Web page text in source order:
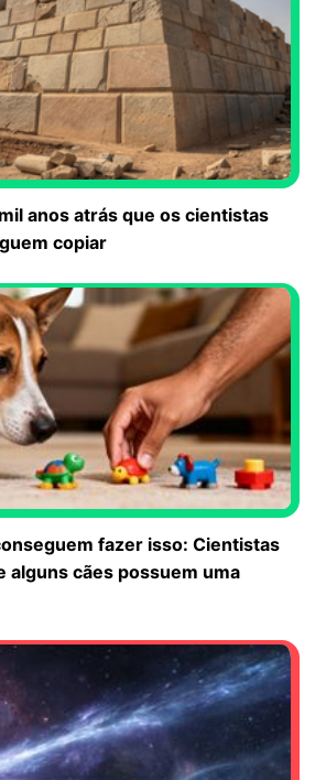
anos atrás que os cientistas
copiar
fazer isso: Cientistas
alguns cães possuem uma